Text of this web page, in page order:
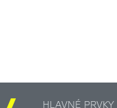
HLAVNÉ PRVKY